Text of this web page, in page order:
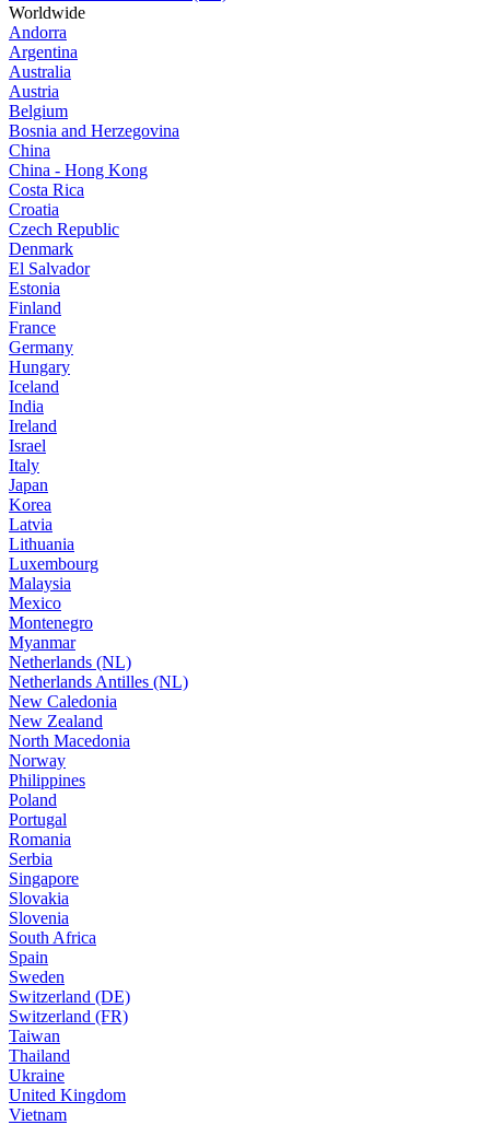
Worldwide
Andorra
Argentina
Australia
Austria
Belgium
Bosnia and Herzegovina
China
China - Hong Kong
Costa Rica
Croatia
Czech Republic
Denmark
El Salvador
Estonia
Finland
France
Germany
Hungary
Iceland
India
Ireland
Israel
Italy
Japan
Korea
Latvia
Lithuania
Luxembourg
Malaysia
Mexico
Montenegro
Myanmar
Netherlands (NL)
Netherlands Antilles (NL)
New Caledonia
New Zealand
North Macedonia
Norway
Philippines
Poland
Portugal
Romania
Serbia
Singapore
Slovakia
Slovenia
South Africa
Spain
Sweden
Switzerland (DE)
Switzerland (FR)
Taiwan
Thailand
Ukraine
United Kingdom
Vietnam